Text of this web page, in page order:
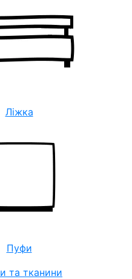
Ліжка
Пуфи
та тканини